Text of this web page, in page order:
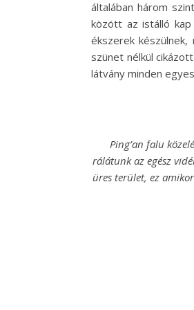
általában három
között az istálló kap
ékszerek
szünet nélkül
látvány minden
Ping’an falu
rálátunk az egész
üres terület, ez